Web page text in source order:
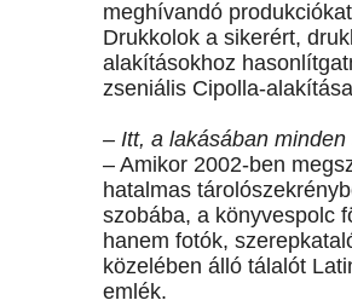
meghívandó
Drukkolok a sikerért,
alakításokhoz
zseniális Cipolla-
– Itt, a lakásában
– Amikor 2002-ben
hatalmas
szobába, a könyvespolc
hanem fotók,
közelében álló tálalót
emlék.